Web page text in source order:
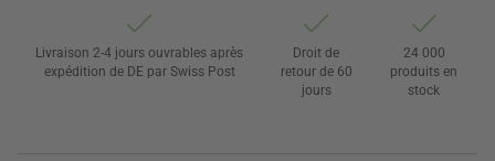
Livraison 2-4 jours ouvrables après
expédition de DE par Swiss Post
Droit de
retour de 60
jours
24 000
produits en
stock